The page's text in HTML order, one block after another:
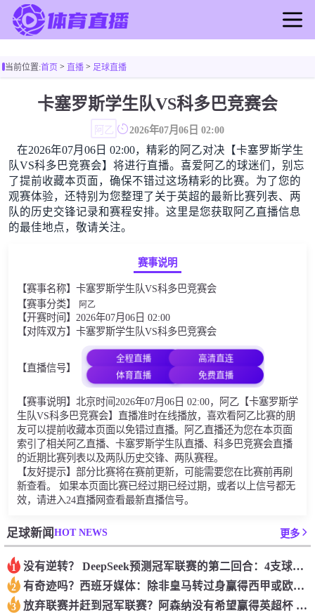
足球直播
篮球直播
足球录像
足球新闻
篮球新闻
当前位置:首页> 直播> 足球直播
卡塞罗斯学生队VS科多巴竞赛会
阿乙 2026年07月06日 02:00
在2026年07月06日 02:00，精彩的阿乙对决【卡塞罗斯学生
队VS科多巴竞赛会】将进行直播。喜爱阿乙的球迷们，别忘
了提前收藏本页面，确保不错过这场精彩的比赛。为了您的
观赛体验，还特别为您整理了关于英超的最新比赛列表、两
队的历史交锋记录和赛程安排。这里是您获取阿乙直播信息
的最佳地点，敬请关注。
赛事说明
【赛事名称】卡塞罗斯学生队VS科多巴竞赛会
【赛事分类】
阿乙
【开赛时间】2026年07月06日 02:00
【对阵双方】卡塞罗斯学生队VS科多巴竞赛会
【直播信号】
全程直播 高清直连
体育直播 免费直播
【赛事说明】北京时间2026年07月06日 02:00，阿乙【卡塞罗斯学
生队VS科多巴竞赛会】直播准时在线播放，喜欢看阿乙比赛的朋
友可以提前收藏本页面以免错过直播。阿乙直播还为您在本页面
索引了相关阿乙直播、卡塞罗斯学生队直播、科多巴竞赛会直播
的近期比赛列表以及两队历史交锋、两队赛程。
【友好提示】部分比赛将在赛前更新，可能需要您在比赛前再刷
新查看。 如果本页面比赛已经过期已经过期，或者以上信号都无
效，请进入24直播网查看最新直播信号。
足球新闻HOT NEWS 更多
1 没有逆转？ DeepSeek预测冠军联赛的第二回合：4支球队在第一回合中获胜 枪手输了
2 有奇迹吗？西班牙媒体：除非皇马转过身赢得西甲或欧洲冠军
3 放弃联赛并赶到冠军联赛？阿森纳没有希望赢得英超杯 赢得欧洲冠军的可能性